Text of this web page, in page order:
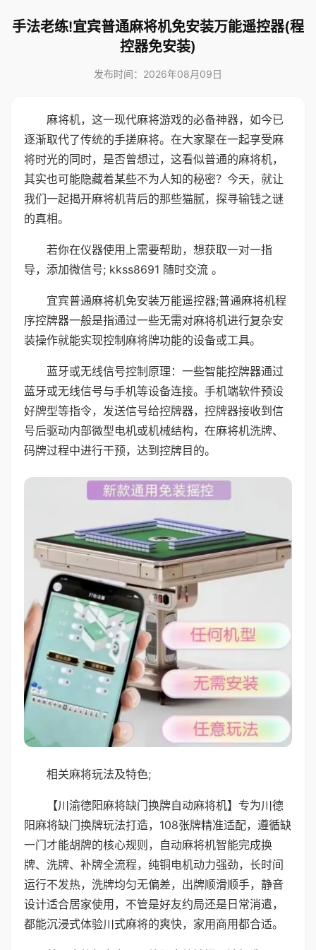
手法老练!宜宾普通麻将机免安装万能遥控器(程
控器免安装)
发布时间：2026年08月09日
麻将机，这一现代麻将游戏的必备神器，如今已
逐渐取代了传统的手搓麻将。在大家聚在一起享受麻
将时光的同时，是否曾想过，这看似普通的麻将机，
其实也可能隐藏着某些不为人知的秘密？今天，就让
我们一起揭开麻将机背后的那些猫腻，探寻输钱之谜
的真相。
若你在仪器使用上需要帮助，想获取一对一指
导，添加微信号; kkss8691 随时交流 。
宜宾普通麻将机免安装万能遥控器;普通麻将机程
序控牌器一般是指通过一些无需对麻将机进行复杂安
装操作就能实现控制麻将牌功能的设备或工具。
蓝牙或无线信号控制原理：一些智能控牌器通过
蓝牙或无线信号与手机等设备连接。手机端软件预设
好牌型等指令，发送信号给控牌器，控牌器接收到信
号后驱动内部微型电机或机械结构，在麻将机洗牌、
码牌过程中进行干预，达到控牌目的。
相关麻将玩法及特色;
【川渝德阳麻将缺门换牌自动麻将机】专为川德
阳麻将缺门换牌玩法打造，108张牌精准适配，遵循缺
一门才能胡牌的核心规则，自动麻将机智能完成换
牌、洗牌、补牌全流程，纯铜电机动力强劲，长时间
运行不发热，洗牌均匀无偏差，出牌顺滑顺手，静音
设计适合居家使用，不管是好友约局还是日常消遣，
都能沉浸式体验川式麻将的爽快，家用商用都合适。